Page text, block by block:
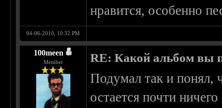
нравится, особенно
04-06-2010, 10:32 PM
100meen
Member RE: Какой альбом вы
Подумал так и понял,
остается почти